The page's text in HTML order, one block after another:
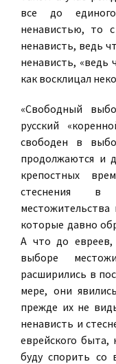
все до
ненавистью, то
ненависть, ведь
ненависть, «ведь
как восклицал
«Свободный
русский
свободен в
продолжаются и
крепостных
стеснения в
местожительства
которые давно
А что до
выборе
расширились в
мере, они
прежде их не
ненависть и
еврейского
буду спорить со